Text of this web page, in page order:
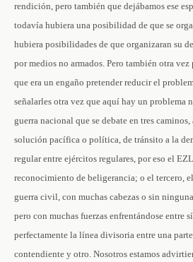
rendición, pero también que dejábamos ese
todavía hubiera una posibilidad de que se
hubiera posibilidades de que organizaran su
por medios no armados. Pero también otra
que era un engaño pretender reducir el
señalarles otra vez que aquí hay un problema
guerra nacional que se debate en tres
solución pacífica o política, de tránsito a la
regular entre ejércitos regulares, por eso el
reconocimiento de beligerancia; o el tercero,
guerra civil, con muchas cabezas o sin
pero con muchas fuerzas enfrentándose entre
perfectamente la línea divisoria entre una
contendiente y otro. Nosotros estamos